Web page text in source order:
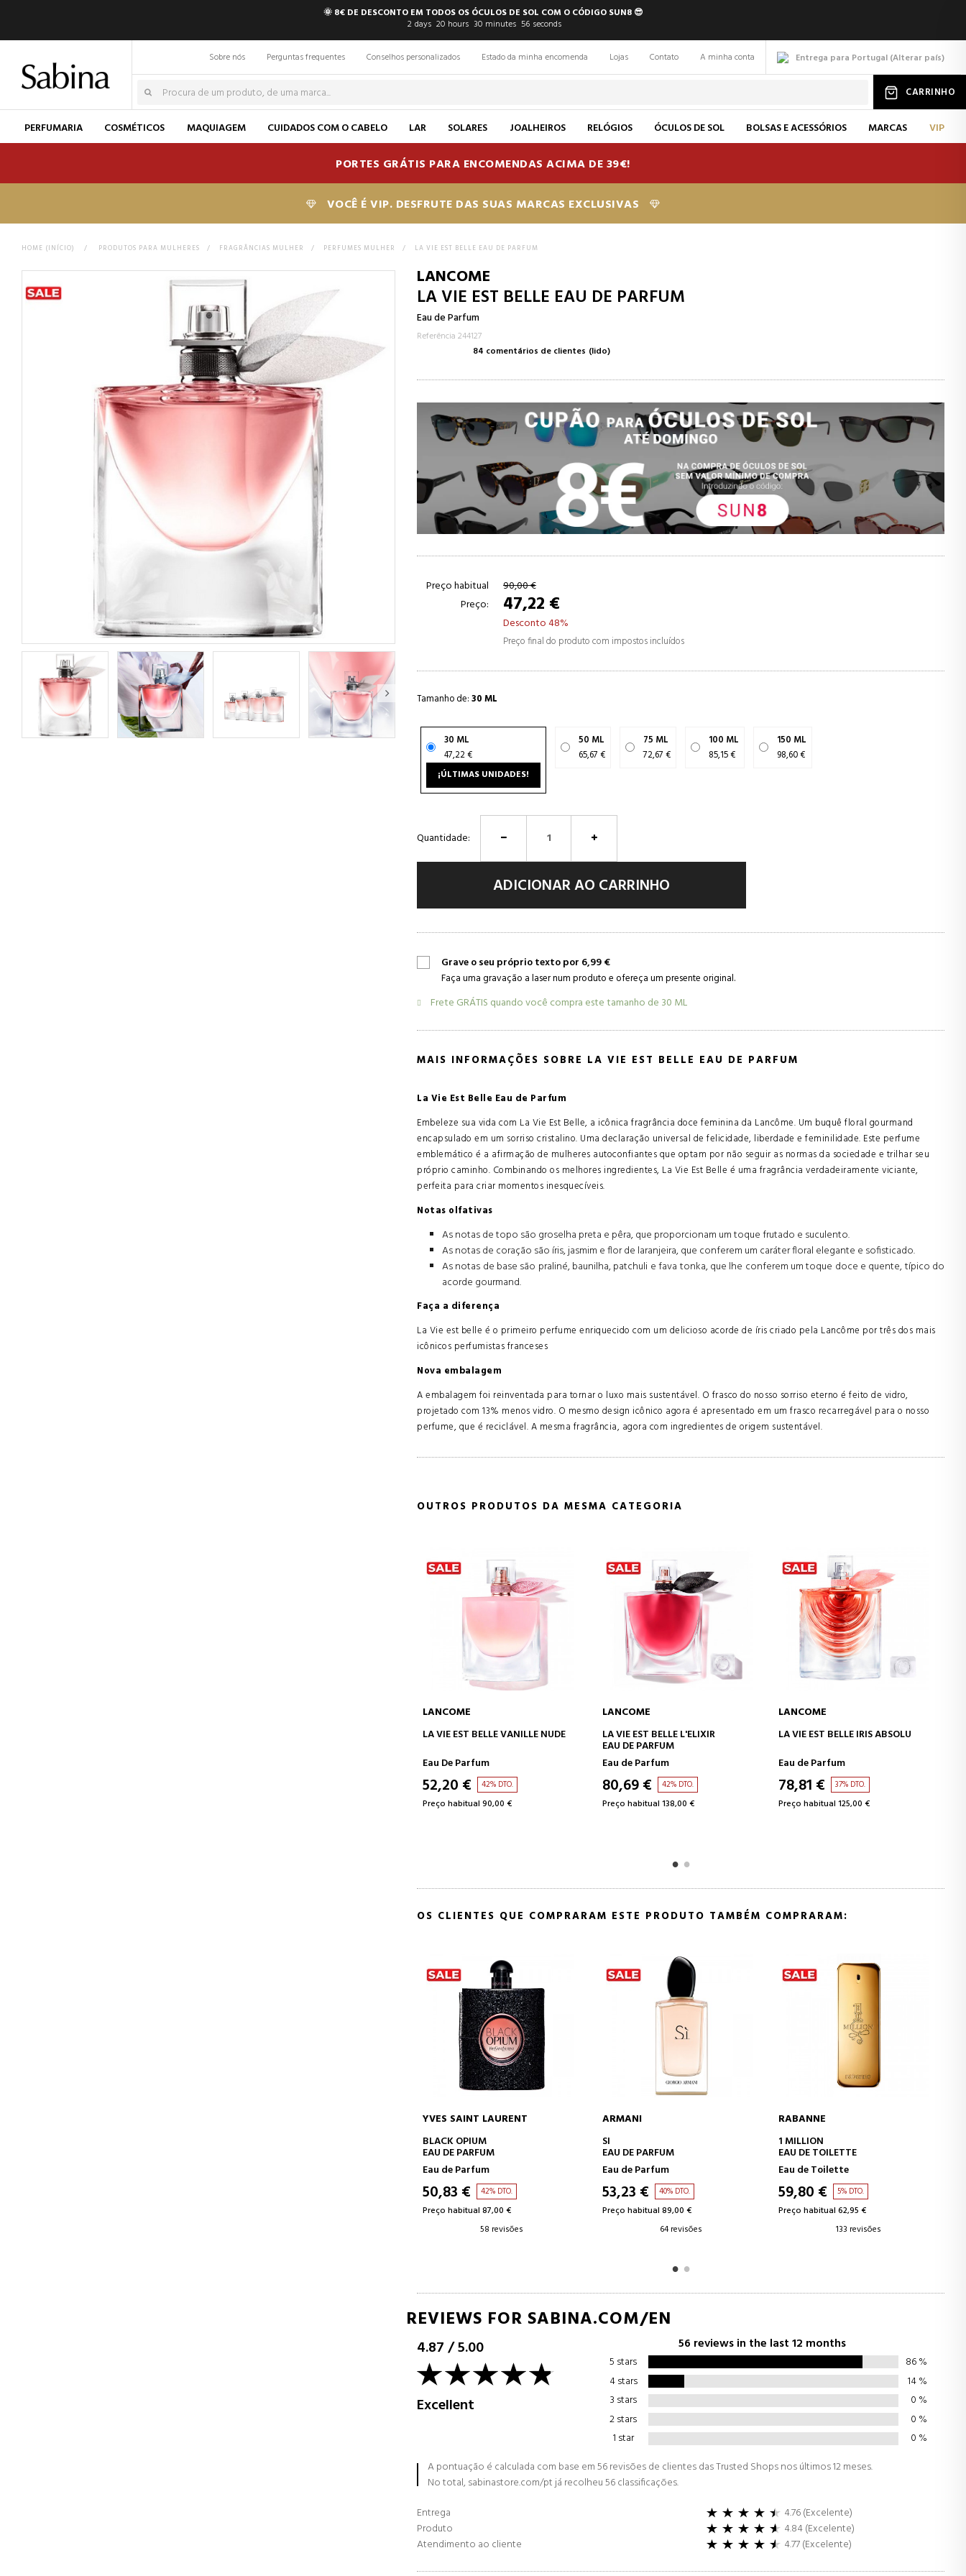
🌞 8€ DE DESCONTO EM TODOS OS ÓCULOS DE SOL COM O CÓDIGO SUN8 😎
2 days 20 hours 30 minutes 55 seconds
Entrega para Portugal (Alterar país)
Sobre nós Perguntas frequentes Conselhos personalizados Estado da minha encomenda Lojas Contato A minha conta
CARRINHO
PERFUMARIA COSMÉTICOS MAQUIAGEM CUIDADOS COM O CABELO LAR SOLARES JOALHEIROS RELÓGIOS ÓCULOS DE SOL BOLSAS E ACESSÓRIOS MARCAS VIP
PORTES GRÁTIS PARA ENCOMENDAS ACIMA DE 39€!
VOCÊ É VIP. DESFRUTE DAS SUAS MARCAS EXCLUSIVAS
HOME (INÍCIO) > PRODUTOS PARA MULHERES > FRAGRÂNCIAS MULHER > PERFUMES MULHER > LA VIE EST BELLE EAU DE PARFUM
LANCOME
LA VIE EST BELLE EAU DE PARFUM
Eau de Parfum
Referência 244127
84 comentários de clientes (lido)
Preço habitual
90,00 €
Preço:
47,22 €
Desconto 48%
Preço final do produto com impostos incluídos
Tamanho de: 30 ML
30 ML
47,22 €
¡ÚLTIMAS UNIDADES!
50 ML
65,67 €
75 ML
72,67 €
100 ML
85,15 €
150 ML
98,60 €
Quantidade:
ADICIONAR AO CARRINHO
Grave o seu próprio texto por 6,99 €
Faça uma gravação a laser num produto e ofereça um presente original.
Frete GRÁTIS quando você compra este tamanho de 30 ML
MAIS INFORMAÇÕES SOBRE LA VIE EST BELLE EAU DE PARFUM
La Vie Est Belle Eau de Parfum
Embeleze sua vida com La Vie Est Belle, a icônica fragrância doce feminina da Lancôme. Um buquê floral gourmand
encapsulado em um sorriso cristalino. Uma declaração universal de felicidade, liberdade e feminilidade. Este perfume
emblemático é a afirmação de mulheres autoconfiantes que optam por não seguir as normas da sociedade e trilhar seu
próprio caminho. Combinando os melhores ingredientes, La Vie Est Belle é uma fragrância verdadeiramente viciante,
perfeita para criar momentos inesquecíveis.
Notas olfativas
As notas de topo são groselha preta e pêra, que proporcionam um toque frutado e suculento.
As notas de coração são íris, jasmim e flor de laranjeira, que conferem um caráter floral elegante e sofisticado.
As notas de base são praliné, baunilha, patchuli e fava tonka, que lhe conferem um toque doce e quente, típico do
acorde gourmand.
Faça a diferença
La Vie est belle é o primeiro perfume enriquecido com um delicioso acorde de íris criado pela Lancôme por três dos mais
icônicos perfumistas franceses
Nova embalagem
A embalagem foi reinventada para tornar o luxo mais sustentável. O frasco do nosso sorriso eterno é feito de vidro,
projetado com 13% menos vidro. O mesmo design icônico agora é apresentado em um frasco recarregável para o nosso
perfume, que é reciclável. A mesma fragrância, agora com ingredientes de origem sustentável.
OUTROS PRODUTOS DA MESMA CATEGORIA
ADICIONAR AO CARRINHO
LANCOME
LA VIE EST BELLE L'ELIXIR
Eau de Parfum
80,69 € 42% DTO.
Preço habitual 138,00 €
ADICIONAR AO CARRINHO
LANCOME
LA VIE EST BELLE IRIS ABSOLU
Eau de Parfum
78,81 € 37% DTO.
Preço habitual 125,00 €
ADICIONAR AO CARRINHO
LANCOME
LA VIE EST BELLE ROSE
Eau de Parfum
79,76 € 36% DTO.
Preço habitual 125,00 €
OS CLIENTES QUE COMPRARAM ESTE PRODUTO TAMBÉM COMPRARAM:
ADICIONAR AO CARRINHO
ARMANI
SI
EAU DE PARFUM
Eau de Parfum
53,23 € 40% DTO.
Preço habitual 89,00 €
64 revisões
RABANNE
1 MILLION
EAU DE TOILETTE
Eau de Toilette
59,80 € 5% DTO.
Preço habitual 62,95 €
133 revisões
ADICIONAR AO CARRINHO
JEAN PAUL GAULTIER
LE MALE
EAU DE TOILETTE
Eau de Toilette
38,49 € 46% DTO.
Preço habitual 71,00 €
181 revisões
REVIEWS FOR SABINA.COM/EN
4.87/5.00
Excellent
56 reviews in the last 12 months
5 stars 86%
4 stars
14%
3 stars
0 %
2 stars
0 %
1 star
0 %
A pontuação é calculada com base em 56 revisões de clientes das Trusted Shops nos últimos 12 meses.
No total, sabinastore.com/pt já recolheu 56 classificações.
Entrega
4.76 (Excelente)
Produto
4.84 (Excelente)
Atendimento ao cliente
4.77 (Excelente)